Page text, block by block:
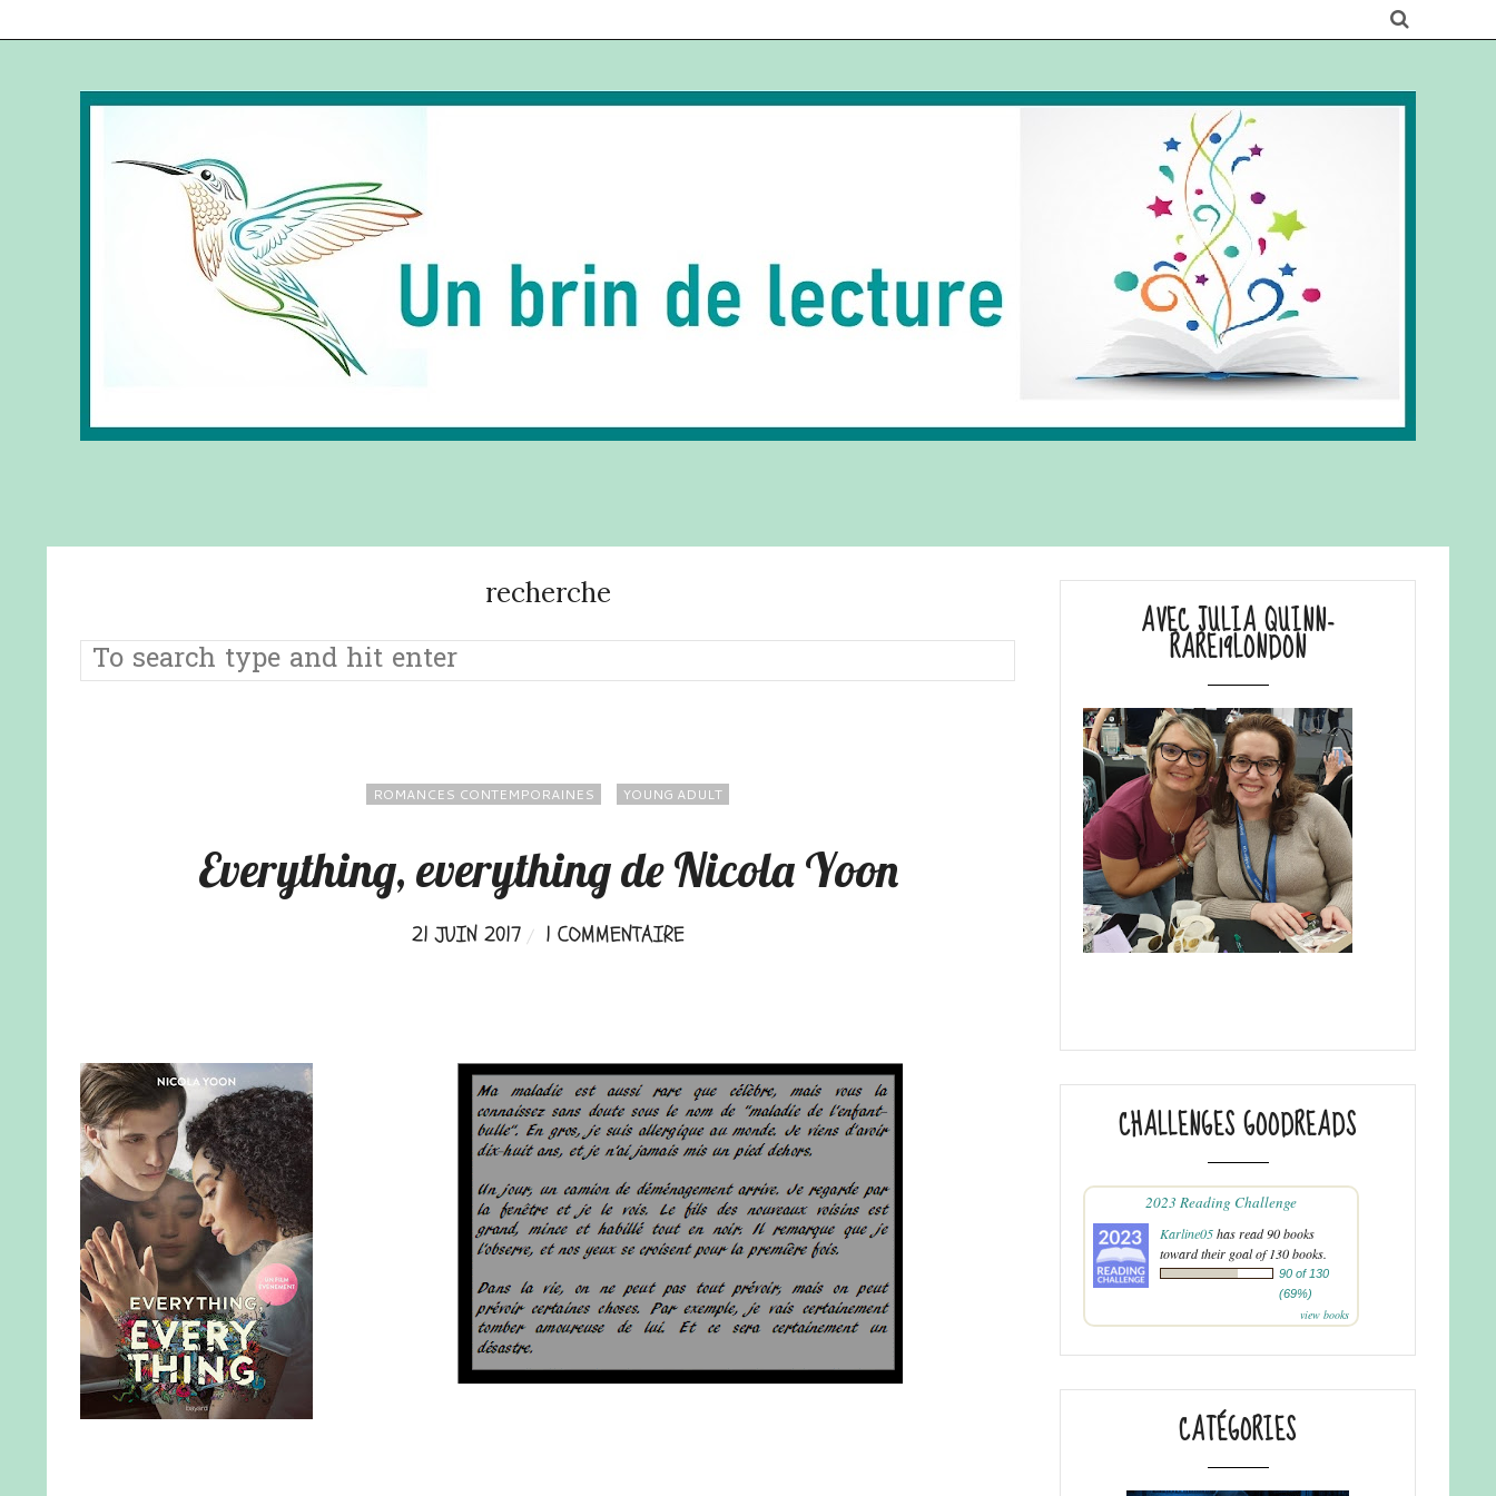
recherche
ROMANCES CONTEMPORAINES YOUNG ADULT
Everything, everything de Nicola Yoon
21 JUIN 2017 1 COMMENTAIRE
AVEC JULIA QUINN-
RARE19LONDON
CHALLENGES GOODREADS
2023 Reading Challenge
Karline05has read 90 books
toward their goal of 130 books.
90 of 130
(69%)
view books
CATÉGORIES